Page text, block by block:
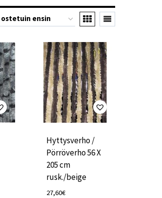
Hyttysverho /
Pörröverho 56 X
205 cm
rusk./beige
27,60€